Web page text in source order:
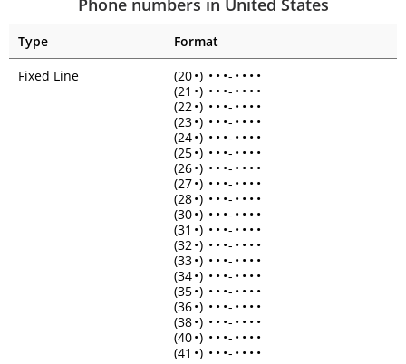
Phone numbers in United States
Type
Format
Fixed Line
(20•) • • •- • • • •
(21 •) • • •- • • • •
(22•) • • •- • • • •
(23•) • • •- • • • •
(24•) • • •- • • • •
(25•) • • •- • • • •
(26•) • • •- • • • •
(27•) • • •- • • • •
(28•) • • •- • • • •
(30•) • • •- • • • •
(31 •) • • •- • • • •
(32•) • • •- • • • •
(33•) • • •- • • • •
(34•) • • •- • • • •
(35•) • • •- • • • •
(36•) • • •- • • • •
(38•) • • •- • • • •
(40•) • • •- • • • •
(41 •) • • •- • • • •